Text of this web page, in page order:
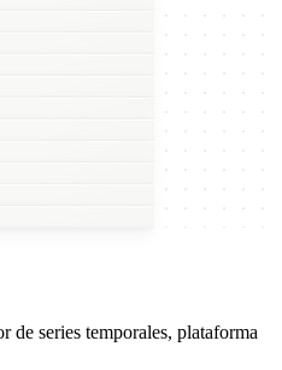
de series temporales, plataforma